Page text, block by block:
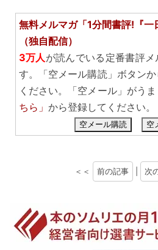
無料メルマガ「1分間書評!『一
（独自配信）
3万人が読んでいる定番書評
す。「空メール購読」ボタン
ください。「空メール」がうま
ちら」 から登録してください。
空メール購読 空
＜＜ 前の記事 次